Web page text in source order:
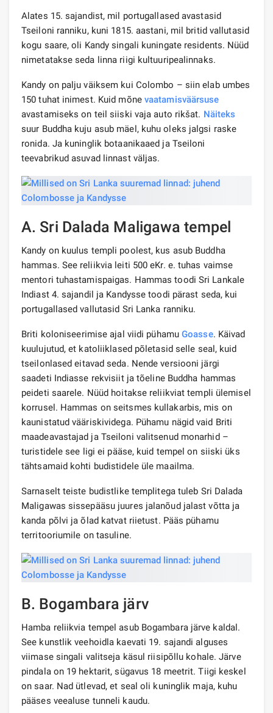
Alates 15. sajandist, mil portugallased avastasid
Tseiloni ranniku, kuni 1815. aastani, mil britid vallutasid
kogu saare, oli Kandy singali kuningate residents. Nüüd
nimetatakse seda linna riigi kultuuripealinnaks.
Kandy on palju väiksem kui Colombo – siin elab umbes
150 tuhat inimest. Kuid mõne vaatamisväärsuse
avastamiseks on teil siiski vaja auto rikšat. Näiteks
suur Buddha kuju asub mäel, kuhu oleks jalgsi raske
ronida. Ja kuninglik botaanikaaed ja Tseiloni
teevabrikud asuvad linnast väljas.
A. Sri Dalada Maligawa tempel
Kandy on kuulus templi poolest, kus asub Buddha
hammas. See reliikvia leiti 500 eKr. e. tuhas vaimse
mentori tuhastamispaigas. Hammas toodi Sri Lankale
Indiast 4. sajandil ja Kandysse toodi pärast seda, kui
portugallased vallutasid Sri Lanka ranniku.
Briti koloniseerimise ajal viidi pühamu Goasse. Käivad
kuulujutud, et katoliiklased põletasid selle seal, kuid
tseilonlased eitavad seda. Nende versiooni järgi
saadeti Indiasse rekvisiit ja tõeline Buddha hammas
peideti saarele. Nüüd hoitakse reliikviat templi ülemisel
korrusel. Hammas on seitsmes kullakarbis, mis on
kaunistatud vääriskividega. Pühamu nägid vaid Briti
maadeavastajad ja Tseiloni valitsenud monarhid –
turistidele see ligi ei pääse, kuid tempel on siiski üks
tähtsamaid kohti budistidele üle maailma.
Sarnaselt teiste budistlike templitega tuleb Sri Dalada
Maligawas sissepääsu juures jalanõud jalast võtta ja
kanda põlvi ja õlad katvat riietust. Pääs pühamu
territooriumile on tasuline.
B. Bogambara järv
Hamba reliikvia tempel asub Bogambara järve kaldal.
See kunstlik veehoidla kaevati 19. sajandi alguses
viimase singali valitseja käsul riisipõllu kohale. Järve
pindala on 19 hektarit, sügavus 18 meetrit. Tiigi keskel
on saar. Nad ütlevad, et seal oli kuninglik maja, kuhu
pääses veealuse tunneli kaudu.